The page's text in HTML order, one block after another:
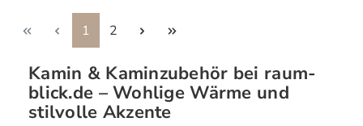
Seite
1 Seite
2
Kamin & Kaminzubehör bei raum-
blick.de – Wohlige Wärme und
stilvolle Akzente